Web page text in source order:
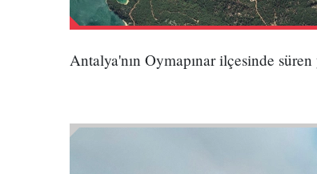
Antalya'nın Oymapınar ilçesinde